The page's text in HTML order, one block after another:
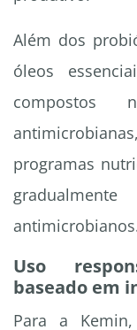
Além dos
óleos
compostos
programas
Uso
baseado em
Para a